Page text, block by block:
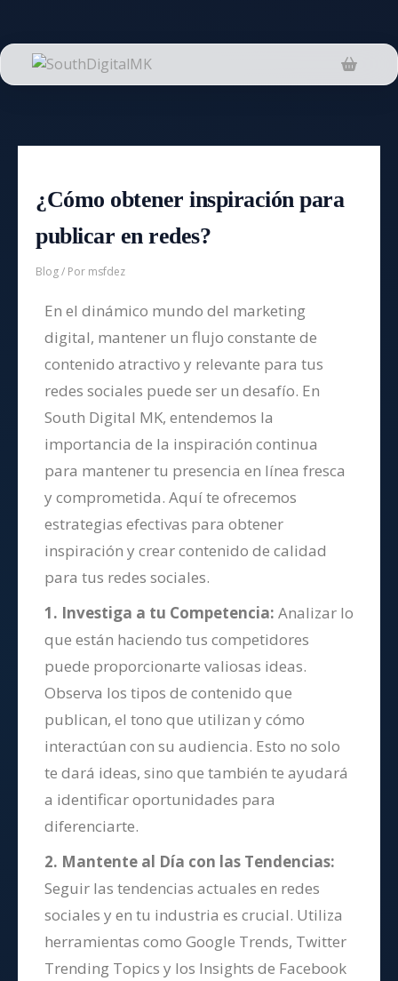
¿Cómo obtener inspiración para
publicar en redes?
Blog/ Por msfdez
En el dinámico mundo del marketing
digital, mantener un flujo constante de
contenido atractivo y relevante para tus
redes sociales puede ser un desafío. En
South Digital MK, entendemos la
importancia de la inspiración continua
para mantener tu presencia en línea fresca
y comprometida. Aquí te ofrecemos
estrategias efectivas para obtener
inspiración y crear contenido de calidad
para tus redes sociales.
1. Investiga a tu Competencia: Analizar lo
que están haciendo tus competidores
puede proporcionarte valiosas ideas.
Observa los tipos de contenido que
publican, el tono que utilizan y cómo
interactúan con su audiencia. Esto no solo
te dará ideas, sino que también te ayudará
a identificar oportunidades para
diferenciarte.
2. Mantente al Día con las Tendencias:
Seguir las tendencias actuales en redes
sociales y en tu industria es crucial. Utiliza
herramientas como Google Trends, Twitter
Trending Topics y los Insights de Facebook